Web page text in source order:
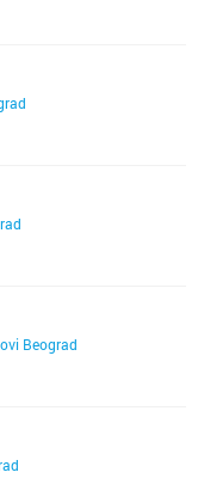
Beograd